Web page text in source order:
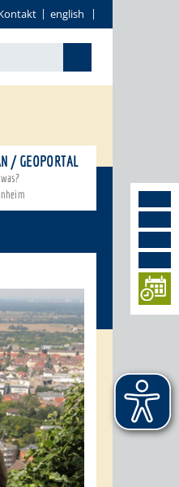
english
/ GEOPORTAL